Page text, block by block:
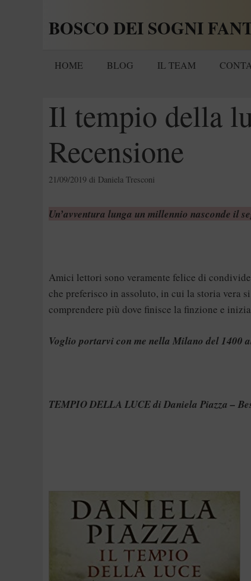
BOSCO DEI SOGNI
HOME BLOG IL TEAM
Il tempio della
Recensione
21/09/2019 di Daniela Tresconi
Un’avventura lunga un millennio nasconde il
Amici lettori sono veramente felice di
che preferisco in assoluto, in cui la storia vera
comprendere più dove finisce la finzione e
Voglio portarvi con me nella Milano del 1400
TEMPIO DELLA LUCE di Daniela Piazza –